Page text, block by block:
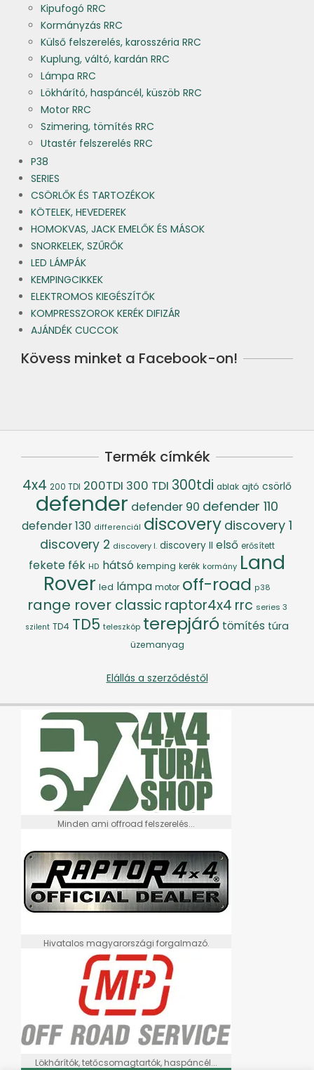
Kipufogó RRC
Kormányzás RRC
Külső felszerelés, karosszéria RRC
Kuplung, váltó, kardán RRC
Lámpa RRC
Lökhárító, haspáncél, küszöb RRC
Motor RRC
Szimering, tömítés RRC
Utastér felszerelés RRC
P38
SERIES
CSÖRLŐK ÉS TARTOZÉKOK
KÖTELEK, HEVEDEREK
HOMOKVAS, JACK EMELŐK ÉS MÁSOK
SNORKELEK, SZŰRŐK
LED LÁMPÁK
KEMPINGCIKKEK
ELEKTROMOS KIEGÉSZÍTŐK
KOMPRESSZOROK KERÉK DIFIZÁR
AJÁNDÉK CUCCOK
Kövess minket a Facebook-on!
Termék címkék
4x4 200 TDI 200TDI 300 TDI 300tdi ablak ajtó csörlő
defender defender 90 defender 110
defender 130 differenciál discovery discovery 1
discovery 2 discovery I. discovery II első erősített
fekete fék HD hátsó kemping kerék kormány Land
Rover led lámpa motor off-road p38
range rover classic raptor4x4 rrc series 3
szilent TD4 TD5 teleszkóp terepjáró tömítés túra
üzemanyag
Elállás a szerződéstől
Minden ami offroad felszerelés...
Hivatalos magyarországi forgalmazó.
Lökhárítók, tetőcsomagtartók, haspáncél...